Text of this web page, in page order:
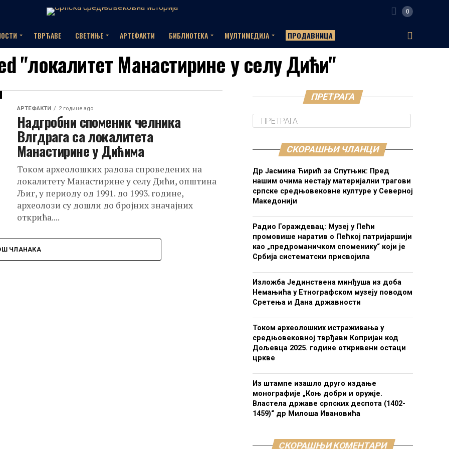
0
ТВРЂАВЕ СВЕТИЊЕ АРТЕФАКТИ БИБЛИОТЕКА МУЛТИМЕДИЈА ПРОДАВНИЦА
"локалитет Манастирине у селу Дићи"
АРТЕФАКТИ 2 године ago
Надгробни споменик челника
Влгдрага са локалитета
Манастирине у Дићима
Током археолошких радова спроведених на
локалитету Манастирине у селу Дићи, општина
Љиг, у периоду од 1991. до 1993. године,
археолози су дошли до бројних значајних
открића....
ЧЛАНАКА
ПРЕТРАГА
СКОРАШЊИ ЧЛАНЦИ
Др Јасмина Ћирић за Спутњик: Пред
нашим очима нестају материјални трагови
српске средњовековне културе у Северној
Македонији
Радио Гораждевац: Музеј у Пећи
промовише наратив о Пећкој патријаршији
као „предроманичком споменику“ који је
Србија систематски присвојила
Изложба Јединствена минђуша из доба
Немањића у Етнографском музеју поводом
Сретења и Дана државности
Током археолошких истраживања у
средњовековној тврђави Копријан код
Дољевца 2025. године откривени остаци
цркве
Из штампе изашло друго издање
монографије „Коњ добри и оружје.
Властела државе српских деспота (1402-
1459)“ др Милоша Ивановића
СКОРАШЊИ КОМЕНТАРИ